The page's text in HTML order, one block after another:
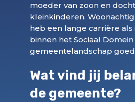
moeder van zoon en
kleinkinderen.
heb een lange carrière
binnen het Sociaal
gemeentelandschap
Wat vind jij
de gemeente?